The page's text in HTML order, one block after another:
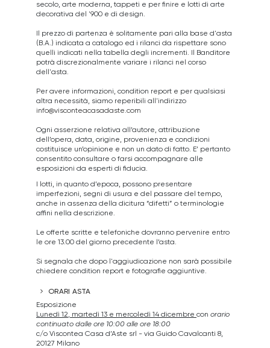
secolo, arte moderna, tappeti e per finire e lotti di arte
decorativa del '900 e di design.
Il prezzo di partenza è solitamente pari alla base d'asta
(B.A.) indicata a catalogo ed i rilanci da rispettare sono
quelli indicati nella tabella degli incrementi. Il Banditore
potrà discrezionalmente variare i rilanci nel corso
dell'asta.
Per avere informazioni, condition report e per qualsiasi
altra necessità, siamo reperibili all'indirizzo
info@visconteacasadaste.com
Ogni asserzione relativa all’autore, attribuzione
dell’opera, data, origine, provenienza e condizioni
costituisce un’opinione e non un dato di fatto. E’ pertanto
consentito consultare o farsi accompagnare alle
esposizioni da esperti di fiducia.
I lotti, in quanto d’epoca, possono presentare
imperfezioni, segni di usura e del passare del tempo,
anche in assenza della dicitura “difetti” o terminologie
affini nella descrizione.
Le offerte scritte e telefoniche dovranno pervenire entro
le ore 13.00 del giorno precedente l’asta.
Si segnala che dopo l'aggiudicazione non sarà possibile
chiedere condition report e fotografie aggiuntive.
ORARI ASTA
Esposizione
Lunedì 12, martedì 13 e mercoledì 14 dicembre con orario
continuato dalle ore 10:00 alle ore 18:00
c/o Viscontea Casa d’Aste srl - via Guido Cavalcanti 8,
20127 Milano